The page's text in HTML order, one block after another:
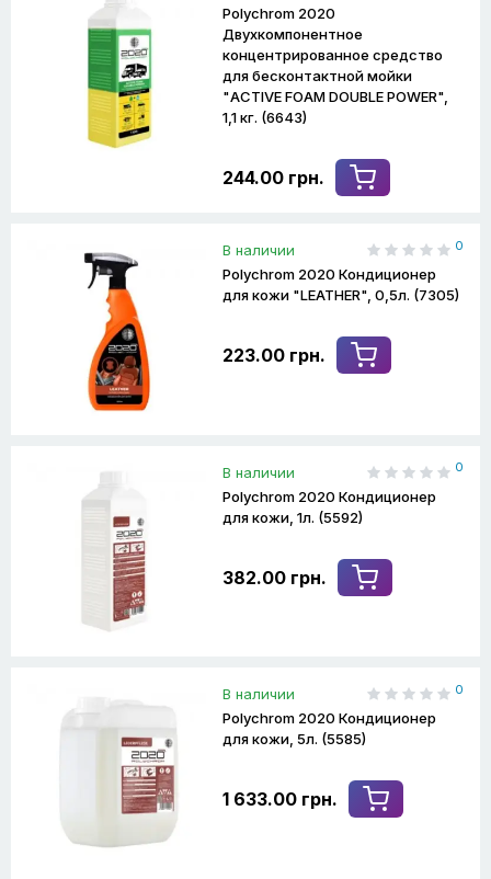
Polychrom 2020
Двухкомпонентное
концентрированное средство
для бесконтактной мойки
"ACTIVE FOAM DOUBLE POWER",
1,1 кг. (6643)
244.00 грн.
В наличии 0
Polychrom 2020 Кондиционер
для кожи "LEATHER", 0,5л. (7305)
223.00 грн.
В наличии 0
Polychrom 2020 Кондиционер
для кожи, 1л. (5592)
382.00 грн.
В наличии 0
Polychrom 2020 Кондиционер
для кожи, 5л. (5585)
1 633.00 грн.